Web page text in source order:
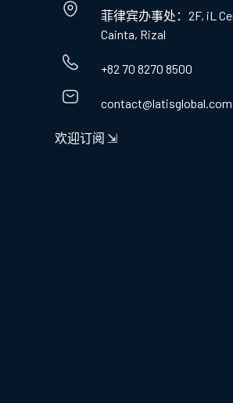
菲律宾办事处：2F, iL
Cainta, Rizal
+82 70 8270 8500
contact@latisglobal.com
欢迎订阅 ⇲